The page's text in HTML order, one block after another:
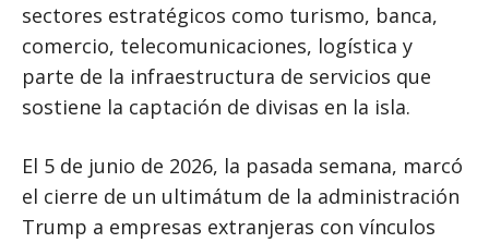
sectores estratégicos como turismo, banca,
comercio, telecomunicaciones, logística y
parte de la infraestructura de servicios que
sostiene la captación de divisas en la isla.
El 5 de junio de 2026, la pasada semana, marcó
el cierre de un ultimátum de la administración
Trump a empresas extranjeras con vínculos